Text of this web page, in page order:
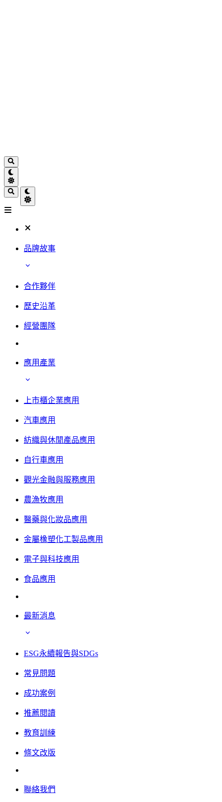
品牌故事
合作夥伴
歷史沿革
經營團隊
應用產業
上市櫃企業應用
汽車應用
紡織與休閒產品應用
自行車應用
觀光金融與服務應用
農漁牧應用
醫藥與化妝品應用
金屬橡塑化工製品應用
電子與科技應用
食品應用
最新消息
ESG永續報告與SDGs
常見問題
成功案例
推薦閱讀
教育訓練
條文改版
聯絡我們